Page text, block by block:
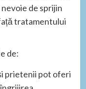
de sprijin
tratamentului
de:
prietenii pot oferi